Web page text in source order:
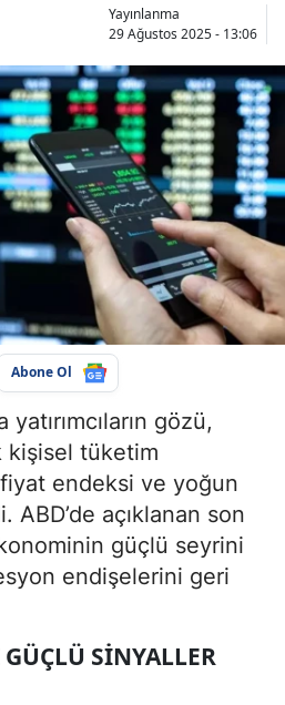
Yayınlanma
29 Ağustos 2025 - 13:06
Abone Ol
gözü,
kişisel tüketim
fiyat endeksi ve yoğun
ABD’de açıklanan son
güçlü seyrini
endişelerini geri
SINYALLER